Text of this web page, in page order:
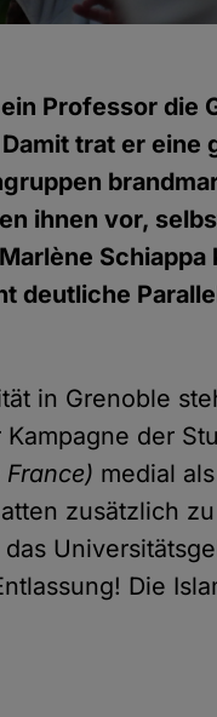
Professor die
trat er eine
ihnen vor,
Schiappa
in Grenoble
der
medial
zusätzlich
Die